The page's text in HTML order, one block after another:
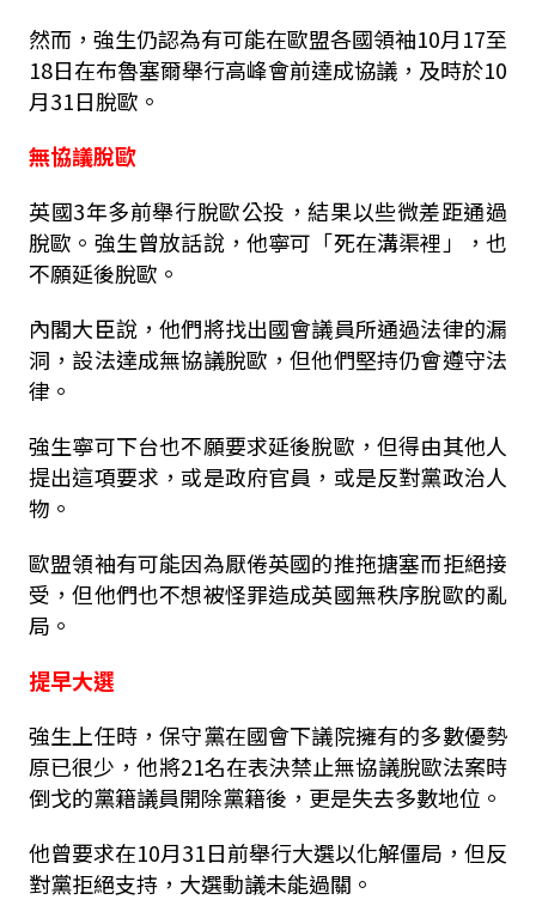
然而，強生仍認為有可能在歐盟各國領袖10月17至
18日在布魯塞爾舉行高峰會前達成協議，及時於10
月31日脫歐。
無協議脫歐
英國3年多前舉行脫歐公投，結果以些微差距通過
脫歐。強生曾放話說，他寧可「死在溝渠裡」，也
不願延後脫歐。
內閣大臣說，他們將找出國會議員所通過法律的漏
洞，設法達成無協議脫歐，但他們堅持仍會遵守法
律。
強生寧可下台也不願要求延後脫歐，但得由其他人
提出這項要求，或是政府官員，或是反對黨政治人
物。
歐盟領袖有可能因為厭倦英國的推拖搪塞而拒絕接
受，但他們也不想被怪罪造成英國無秩序脫歐的亂
局。
提早大選
強生上任時，保守黨在國會下議院擁有的多數優勢
原已很少，他將21名在表決禁止無協議脫歐法案時
倒戈的黨籍議員開除黨籍後，更是失去多數地位。
他曾要求在10月31日前舉行大選以化解僵局，但反
對黨拒絕支持，大選動議未能過關。